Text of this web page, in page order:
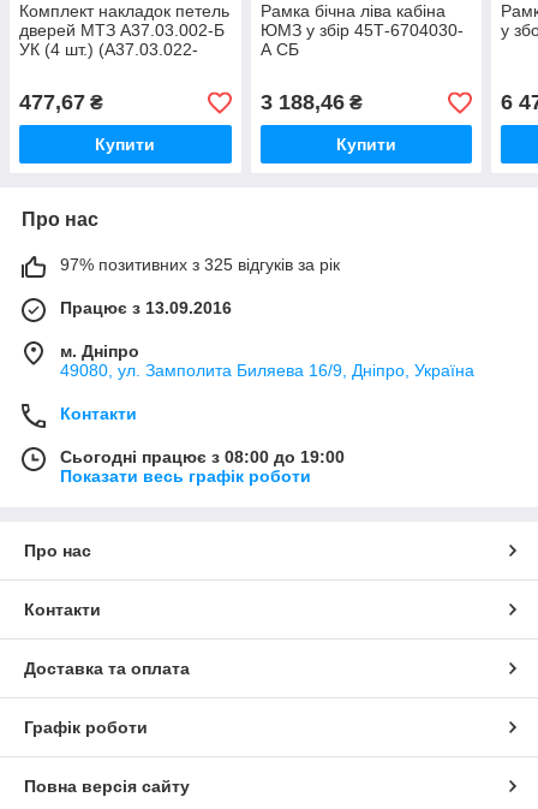
Комплект накладок петель
дверей МТЗ А37.03.002-Б
УК (4 шт.) (А37.03.022-
477,67 ₴
Купити
Рамка бічна ліва кабіна
ЮМЗ у збір 45Т-6704030-
А СБ
3 188,46₴
Купити
у
6
Про нас
97% позитивних з 325 відгуків за рік
Працює з 13.09.2016
м. Дніпро
49080, ул. Замполита Биляева 16/9, Дніпро, Україна
Контакти
Сьогодні працює з 08:00 до 19:00
Показати весь графік роботи
Про нас
Контакти
Доставка та оплата
Графік роботи
Повна версія сайту